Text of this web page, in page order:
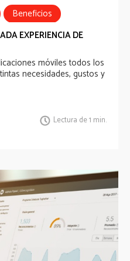
Beneficios
Employee Experience
EXPERIENCIA DE
móviles todos los
necesidades, gustos y
Lectura de 1 min.